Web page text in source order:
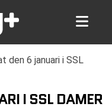
den 6 januari i SSL
I SSL DAMER